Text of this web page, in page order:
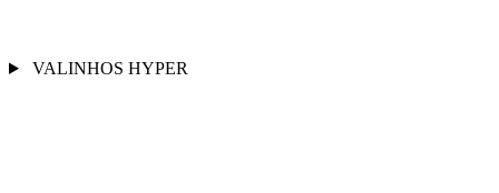
VALINHOS HYPER